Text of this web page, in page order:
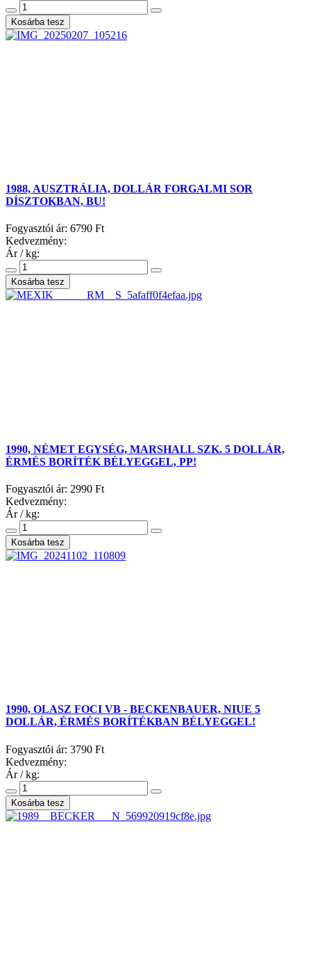
1988, AUSZTRÁLIA, DOLLÁR FORGALMI SOR
DÍSZTOKBAN, BU!
Fogyasztói ár: 6790 Ft
Kedvezmény:
Ár / kg:
1990, NÉMET EGYSÉG, MARSHALL SZK. 5 DOLLÁR,
ÉRMÉS BORÍTÉK BÉLYEGGEL, PP!
Fogyasztói ár: 2990 Ft
Kedvezmény:
Ár / kg:
1990, OLASZ FOCI VB - BECKENBAUER, NIUE 5
DOLLÁR, ÉRMÉS BORÍTÉKBAN BÉLYEGGEL!
Fogyasztói ár: 3790 Ft
Kedvezmény:
Ár / kg: